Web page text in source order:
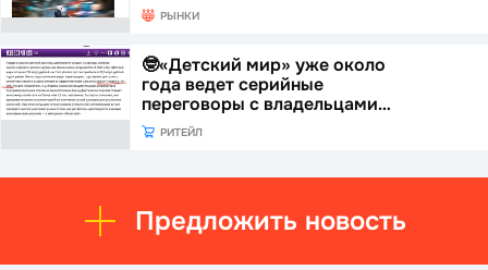
РЫНКИ
🤓«Детский мир» уже около
года ведет серийные
переговоры с владельцами…
РИТЕЙЛ
Предложить новость